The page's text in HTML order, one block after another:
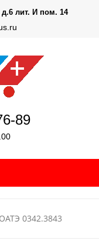
лит. И пом. 14
89
0342.3843